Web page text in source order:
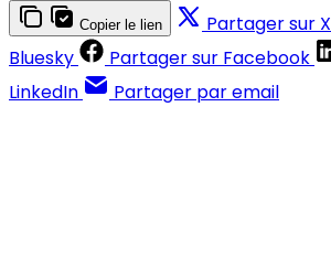
Copier le lien Partager sur X
Bluesky
Partager sur Facebook
LinkedIn
Partager par email